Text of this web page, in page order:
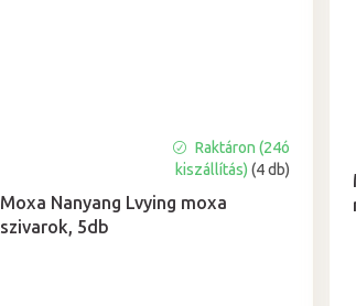
Moxa Nanyang Lvying moxa
szivarok, 5db
átlagos
értékelése
Raktáron (24ó
kiszállítás)(4 db)